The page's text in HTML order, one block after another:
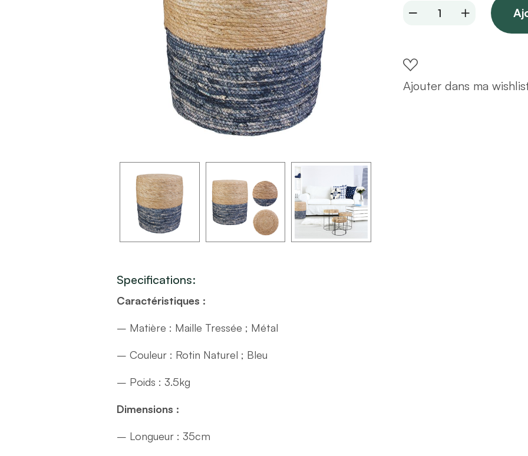
Tabouret
bleu
quantity
Ajouter dans ma
Specifications:
Caractéristiques :
– Matière : Maille Tressée ; Métal
– Couleur : Rotin Naturel ; Bleu
– Poids : 3.5kg
Dimensions :
– Longueur : 35cm